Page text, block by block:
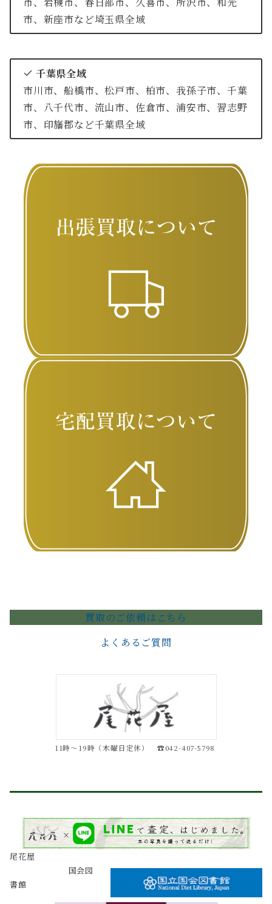
市、新座市など埼玉県全域
千葉県全域
市川市、船橋市、松戸市、柏市、我孫子市、千葉
市、八千代市、流山市、佐倉市、浦安市、習志野
市、印旛郡など千葉県全域
買取のご依頼はこちら
よくあるご質問
11時～19時（木曜日定休） ☎042-407-5798
尾花屋
国会図
書館